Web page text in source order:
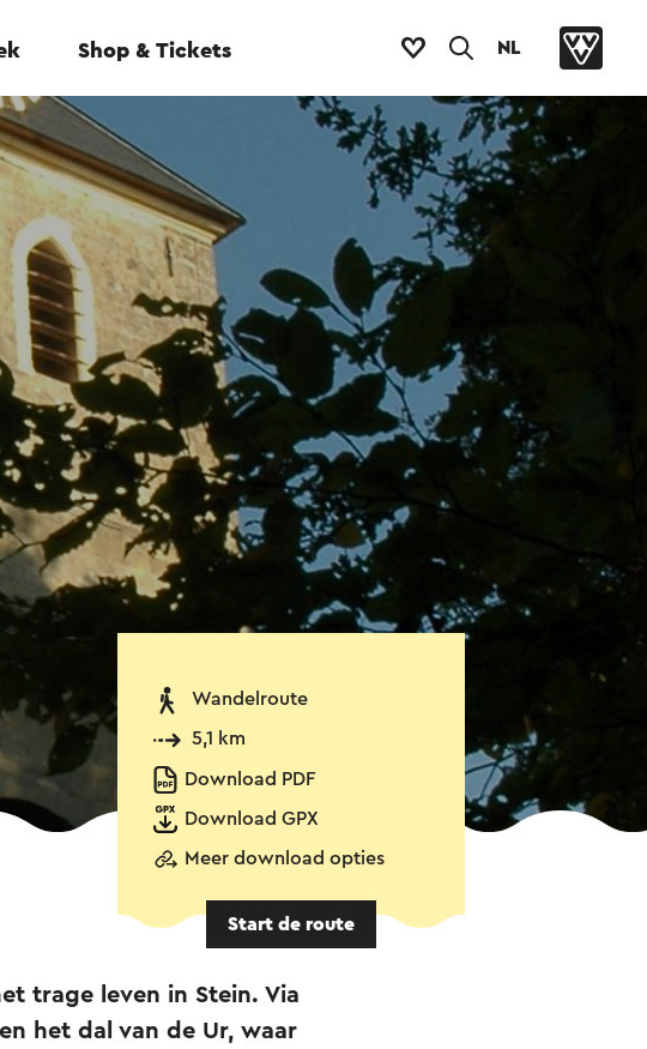
Shop & Tickets NL
Wandelroute
5,1 km
Download PDF
Download GPX
Meer download opties
Start de route
trage leven in Stein. Via
het dal van de Ur, waar